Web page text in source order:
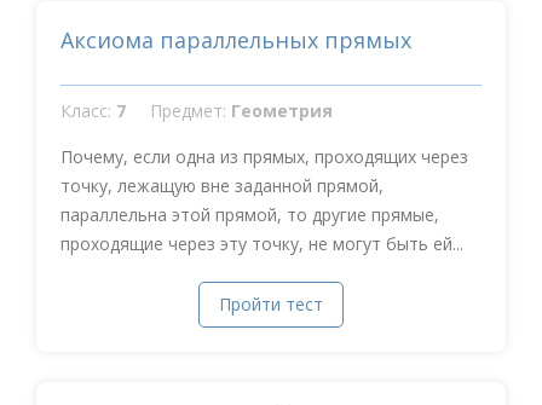
Аксиома параллельных прямых
Класс: 7 Предмет: Геометрия
Почему, если одна из прямых, проходящих через
точку, лежащую вне заданной прямой,
параллельна этой прямой, то другие прямые,
проходящие через эту точку, не могут быть ей...
Пройти тест